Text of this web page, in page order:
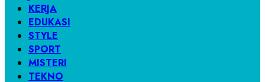
KERJA
EDUKASI
STYLE
SPORT
MISTERI
TEKNO